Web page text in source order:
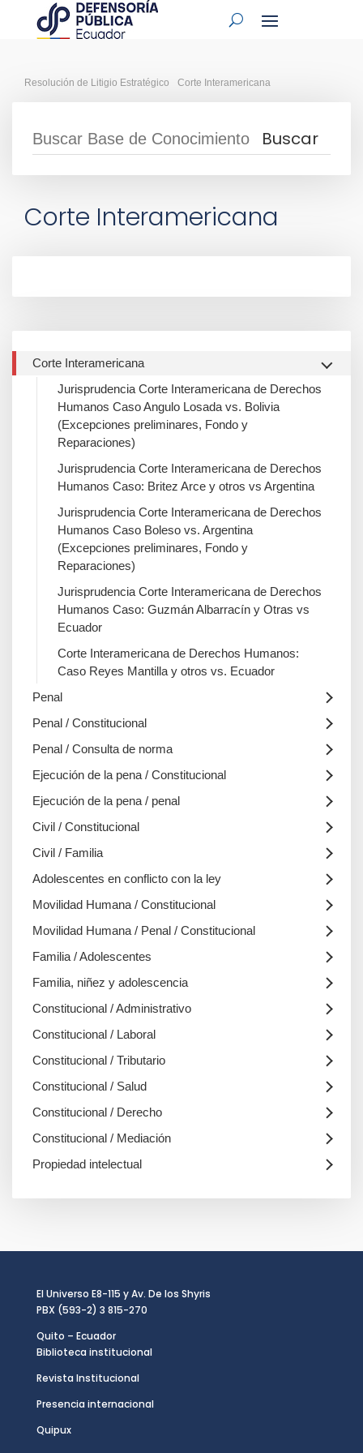
Resolución de Litigio Estratégico Corte Interamericana
Corte Interamericana
Corte Interamericana
Jurisprudencia Corte Interamericana de Derechos
Humanos Caso Angulo Losada vs. Bolivia
(Excepciones preliminares, Fondo y
Reparaciones)
Jurisprudencia Corte Interamericana de Derechos
Humanos Caso: Britez Arce y otros vs Argentina
Jurisprudencia Corte Interamericana de Derechos
Humanos Caso Boleso vs. Argentina
(Excepciones preliminares, Fondo y
Reparaciones)
Jurisprudencia Corte Interamericana de Derechos
Humanos Caso: Guzmán Albarracín y Otras vs
Ecuador
Corte Interamericana de Derechos Humanos:
Caso Reyes Mantilla y otros vs. Ecuador
Penal
Penal / Constitucional
Penal / Consulta de norma
Ejecución de la pena / Constitucional
Ejecución de la pena / penal
Civil / Constitucional
Civil / Familia
Adolescentes en conflicto con la ley
Movilidad Humana / Constitucional
Movilidad Humana / Penal / Constitucional
Familia / Adolescentes
Familia, niñez y adolescencia
Constitucional / Administrativo
Constitucional / Laboral
Constitucional / Tributario
Constitucional / Salud
Constitucional / Derecho
Constitucional / Mediación
Propiedad intelectual
El Universo E8-115 y Av. De los Shyris
PBX (593-2) 3 815-270
Quito – Ecuador
Biblioteca institucional
Revista Institucional
Presencia internacional
Quipux